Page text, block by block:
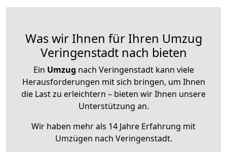
Was wir Ihnen für Ihren Umzug
Veringenstadt nach bieten
Ein Umzug nach Veringenstadt kann viele
Herausforderungen mit sich bringen, um Ihnen
die Last zu erleichtern – bieten wir Ihnen unsere
Unterstützung an.
Wir haben mehr als 14 Jahre Erfahrung mit
Umzügen nach Veringenstadt.